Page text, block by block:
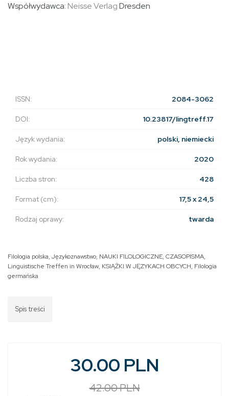
Współwydawca: Neisse VerlagDresden
ISSN: 2084-3062
DOI: 10.23817/lingtreff.17
Język wydania: polski, niemiecki
Rok wydania: 2020
Liczba stron: 428
Format (cm): 17,5 x 24,5
Rodzaj oprawy: twarda
Filologia polska, Językoznawstwo, NAUKI FILOLOGICZNE, CZASOPISMA,
Linguistische Treffen in Wrocław, KSIĄŻKI W JĘZYKACH OBCYCH, Filologia
germańska
Spis treści
30.00 PLN
42.00 PLN